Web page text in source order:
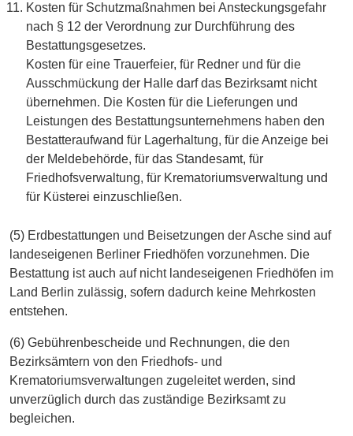
Kosten für Schutzmaßnahmen bei Ansteckungsgefahr
nach § 12 der Verordnung zur Durchführung des
Bestattungsgesetzes.
Kosten für eine Trauerfeier, für Redner und für die
Ausschmückung der Halle darf das Bezirksamt nicht
übernehmen. Die Kosten für die Lieferungen und
Leistungen des Bestattungsunternehmens haben den
Bestatteraufwand für Lagerhaltung, für die Anzeige bei
der Meldebehörde, für das Standesamt, für
Friedhofsverwaltung, für Krematoriumsverwaltung und
für Küsterei einzuschließen.
(5) Erdbestattungen und Beisetzungen der Asche sind auf
landeseigenen Berliner Friedhöfen vorzunehmen. Die
Bestattung ist auch auf nicht landeseigenen Friedhöfen im
Land Berlin zulässig, sofern dadurch keine Mehrkosten
entstehen.
(6) Gebührenbescheide und Rechnungen, die den
Bezirksämtern von den Friedhofs- und
Krematoriumsverwaltungen zugeleitet werden, sind
unverzüglich durch das zuständige Bezirksamt zu
begleichen.